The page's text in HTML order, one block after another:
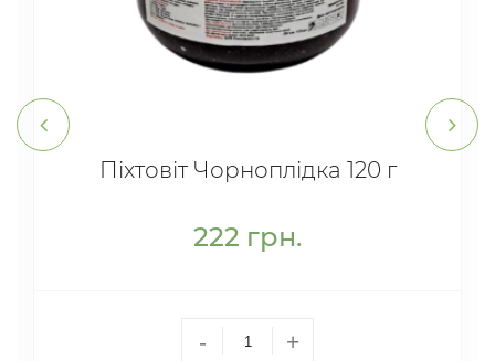
Піхтовіт Чорноплідка 120 г
222 грн.
- +